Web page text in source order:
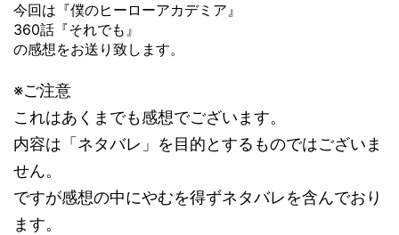
今回は『僕のヒーローアカデミア』
360話『それでも』
の感想をお送り致します。
※ご注意
これはあくまでも感想でございます。
内容は「ネタバレ」を目的とするものではございま
せん。
ですが感想の中にやむを得ずネタバレを含んでおり
ます。